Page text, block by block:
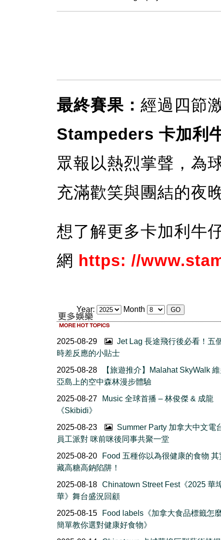
最終賽果： 經過四節
Stampeders 卡加利
眾報以熱烈掌聲，為
充滿歡笑與團結的夜
想了解更多卡加利牛
網 https: //
Year: Month
2025-08-29
Jet Lag 長途飛行後必看！五
時差反應的小貼士
2025-08-28
【旅遊推介】Malahat SkyWalk
亞島上的空中森林漫步體驗
2025-08-27
Music 全球首播 – 林俊傑 & 成龍
《Skibidi》
2025-08-23
Summer Party 加拿大中文電
員工派對 咪前咪後同事共聚一堂
2025-08-20
Food 五種你以為很健康的食物 其
藏高糖高鈉陷阱！
2025-08-18 Chinatown Street Fest《2025 華
華》舞台盛況回顧
2025-08-15
Food labels《加拿大食品標籤怎
簡單教你選對健康好食物》